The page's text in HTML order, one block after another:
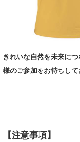
きれいな自然を未来に
様のご参加をお待ちして
【注意事項】